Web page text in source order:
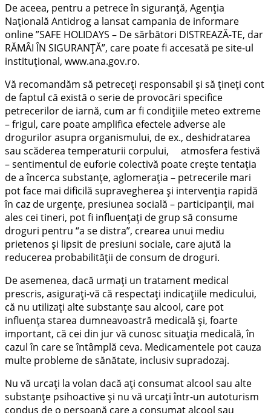
De aceea, pentru a petrece în siguranță, Agenția
Națională Antidrog a lansat campania de informare
online ”SAFE HOLIDAYS – De sărbători DISTREAZĂ-TE, dar
RĂMÂI ÎN SIGURANȚĂ”, care poate fi accesată pe site-ul
instituțional, www.ana.gov.ro.
Vă recomandăm să petreceți responsabil și să țineți cont
de faptul că există o serie de provocări specifice
petrecerilor de iarnă, cum ar fi condițiile meteo extreme
– frigul, care poate amplifica efectele adverse ale
drogurilor asupra organismului, de ex., deshidratarea
sau scăderea temperaturii corpului, atmosfera festivă
– sentimentul de euforie colectivă poate crește tentația
de a încerca substanțe, aglomerația – petrecerile mari
pot face mai dificilă supravegherea și intervenția rapidă
în caz de urgențe, presiunea socială – participanții, mai
ales cei tineri, pot fi influențați de grup să consume
droguri pentru “a se distra”, crearea unui mediu
prietenos și lipsit de presiuni sociale, care ajută la
reducerea probabilității de consum de droguri.
De asemenea, dacă urmați un tratament medical
prescris, asigurați-vă că respectați indicațiile medicului,
că nu utilizați alte substanţe sau alcool, care pot
influența starea dumneavoastră medicală şi, foarte
important, că cei din jur vă cunosc situaţia medicală, în
cazul în care se întâmplă ceva. Medicamentele pot cauza
multe probleme de sănătate, inclusiv supradozaj.
Nu vă urcați la volan dacă ați consumat alcool sau alte
substanţe psihoactive şi nu vă urcați într-un autoturism
condus de o persoană care a consumat alcool sau